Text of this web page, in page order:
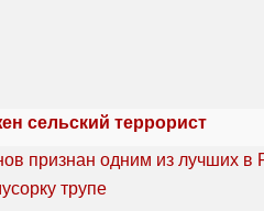
сельский террорист